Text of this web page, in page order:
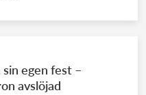
egen fest –
avslöjad